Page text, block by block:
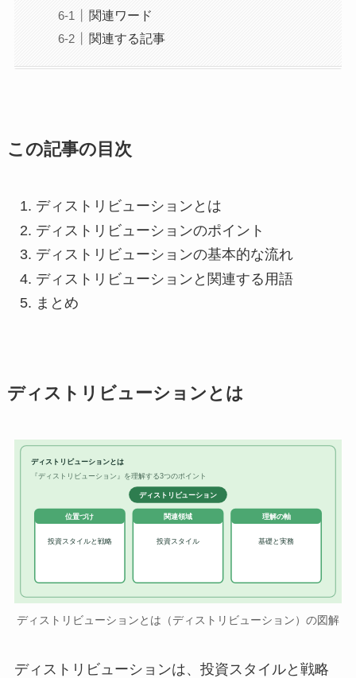
関連ワード
関連する記事
この記事の目次
ディストリビューションとは
ディストリビューションのポイント
ディストリビューションの基本的な流れ
ディストリビューションと関連する用語
まとめ
ディストリビューションとは
ディストリビューションとは
『ディストリビューション』を理解する3つのポイント
ディストリビューション
位置づけ
投資スタイルと戦略
関連領域
投資スタイル
理解の軸
基礎と実務
ディストリビューションとは（ディストリビューション）の図解
ディストリビューションは、投資スタイルと戦略